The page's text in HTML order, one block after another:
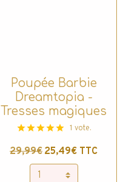
Poupée Barbie
Dreamtopia -
Tresses magiques
1 vote.
29,99€ 25,49€ TTC